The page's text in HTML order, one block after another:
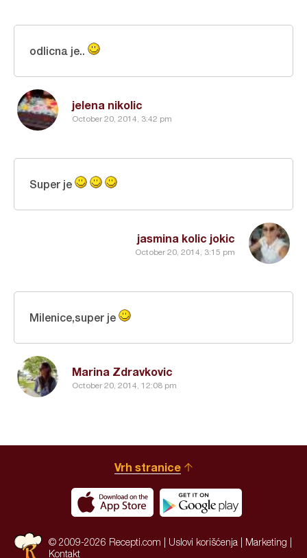
jelena nikolic
October 20, 2014, 3:42 pm
odlicna je..
jasmina kolic jokic
October 20, 2014, 3:15 pm
Super je
Marina Zdravkovic
October 20, 2014, 12:08 pm
Milenice,super je
Vrh stranice
© 2009-2026 Recepti.com | Uslovi korišćenja Marketing
Kontakt